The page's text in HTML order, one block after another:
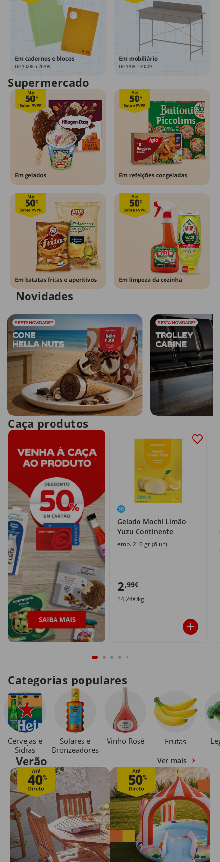
Supermercado
Novidades
Caça produtos
Gelado Mochi Limão
Yuzu Continente
emb. 210 gr (6 un)
2,99€
14,24€/kg
Categorias populares
Cervejas e
Sidras
Solares e
Bronzeadores
Vinho Rosé Frutas
Verão Ver mais